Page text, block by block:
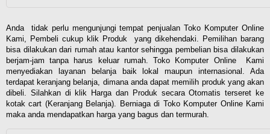
Anda tidak perlu mengunjungi tempat penjualan Toko Komputer Online
Kami, Pembeli cukup klik Produk yang dikehendaki. Pemilihan barang
bisa dilakukan dari rumah atau kantor sehingga pembelian bisa dilakukan
berjam-jam tanpa harus keluar rumah. Toko Komputer Online Kami
menyediakan layanan belanja baik lokal maupun internasional. Ada
terdapat keranjang belanja, dimana anda dapat memilih produk yang akan
dibeli. Silahkan di klik Harga dan Produk secara Otomatis terseret ke
kotak cart (Keranjang Belanja). Berniaga di Toko Komputer Online Kami
maka anda mendapatkan harga yang bagus dan termurah.